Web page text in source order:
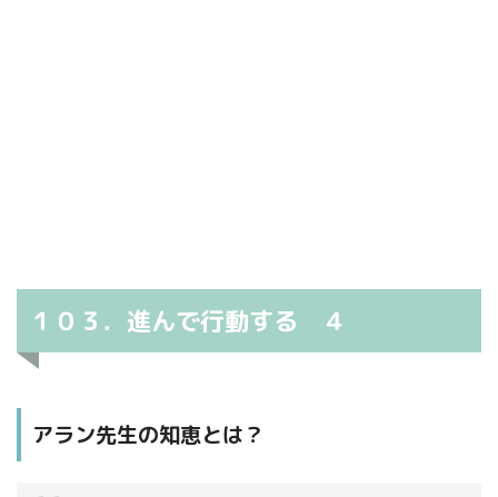
１０３．進んで行動する ４
アラン先生の知恵とは？